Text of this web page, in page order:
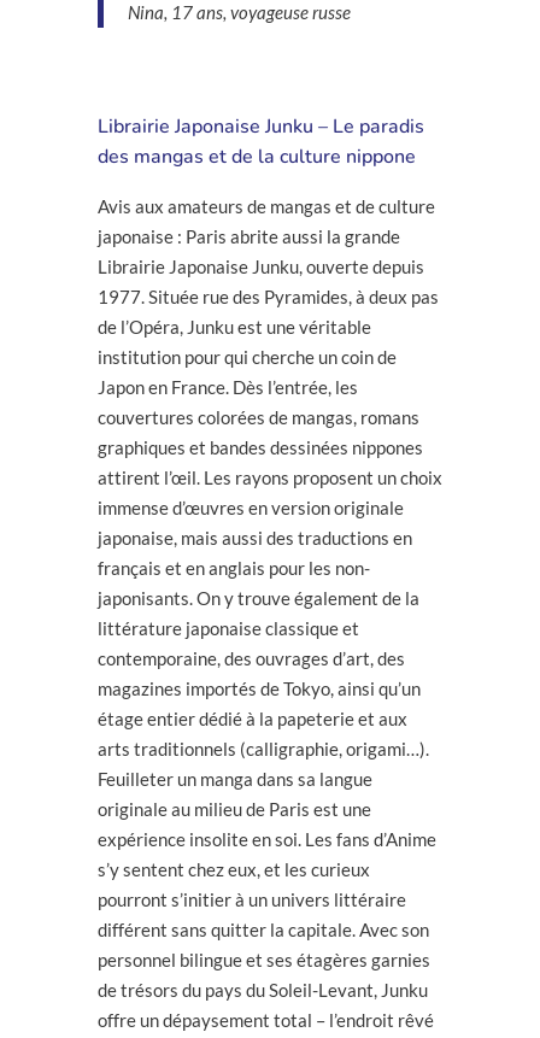
Nina, 17 ans, voyageuse russe
Librairie Japonaise Junku – Le paradis
des mangas et de la culture nippone
Avis aux amateurs de mangas et de culture
japonaise : Paris abrite aussi la grande
Librairie Japonaise Junku, ouverte depuis
1977. Située rue des Pyramides, à deux pas
de l’Opéra, Junku est une véritable
institution pour qui cherche un coin de
Japon en France. Dès l’entrée, les
couvertures colorées de mangas, romans
graphiques et bandes dessinées nippones
attirent l’œil. Les rayons proposent un choix
immense d’œuvres en version originale
japonaise, mais aussi des traductions en
français et en anglais pour les non-
japonisants. On y trouve également de la
littérature japonaise classique et
contemporaine, des ouvrages d’art, des
magazines importés de Tokyo, ainsi qu’un
étage entier dédié à la papeterie et aux
arts traditionnels (calligraphie, origami…).
Feuilleter un manga dans sa langue
originale au milieu de Paris est une
expérience insolite en soi. Les fans d’Anime
s’y sentent chez eux, et les curieux
pourront s’initier à un univers littéraire
différent sans quitter la capitale. Avec son
personnel bilingue et ses étagères garnies
de trésors du pays du Soleil-Levant, Junku
offre un dépaysement total – l’endroit rêvé